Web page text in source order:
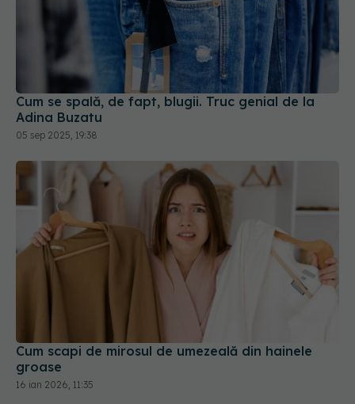
Cum se spală, de fapt, blugii. Truc genial de la
Adina Buzatu
05 sep 2025, 19:38
Cum scapi de mirosul de umezeală din hainele